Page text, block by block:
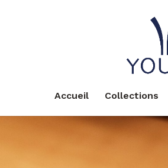
Accueil Collections